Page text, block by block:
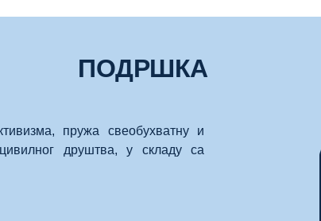
ПОДРШКА
пружа свеобухватну и
друштва, у складу са